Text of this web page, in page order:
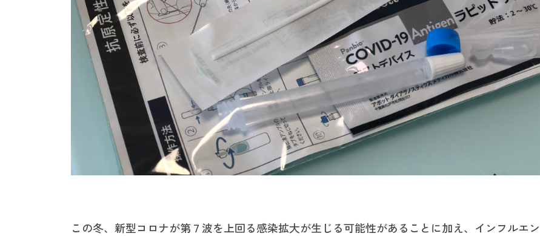
この冬、新型コロナが第７波を上回る感染拡大が生じる可能性があることに加え、インフルエン